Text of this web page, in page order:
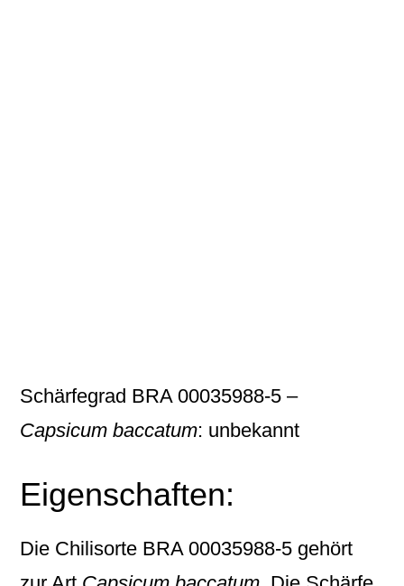
Schärfegrad BRA 00035988-5 –
Capsicum baccatum: unbekannt
Eigenschaften:
Die Chilisorte BRA 00035988-5 gehört